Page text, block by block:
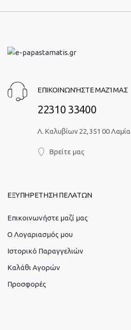
ΕΠΙΚΟΙΝΩΝΉΣΤΕ ΜΑΖΊ ΜΑΣ
22310 33400
Λ. Καλυβίων 22, 351 00 Λαμία
Βρείτε μας
ΕΞΥΠΗΡΕΤΗΣΗ ΠΕΛΑΤΩΝ
Επικοινωνήστε μαζί μας
O Λογαριασμός μου
Ιστορικό Παραγγελιών
Καλάθι Αγορών
Προσφορές